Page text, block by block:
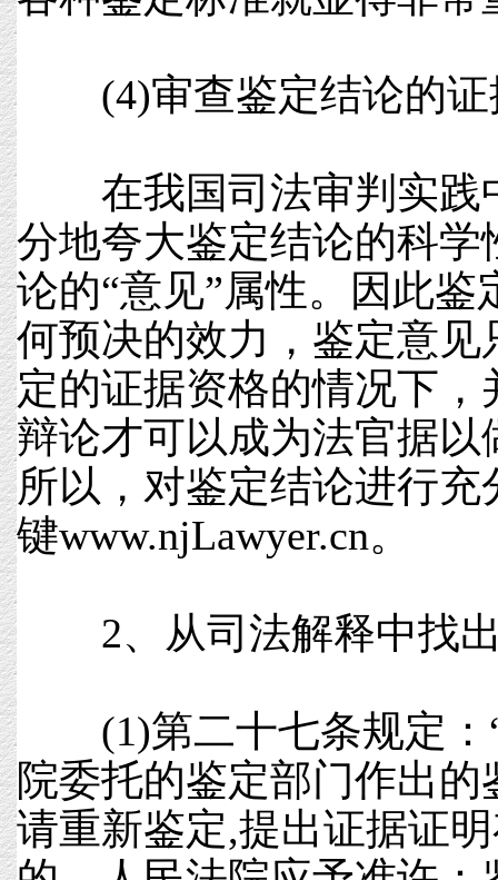
(4)审查鉴定结论的证
在我国司法审判实践
分地夸大鉴定结论的科学
论的“意见”属性。因此鉴
何预决的效力，鉴定意见
定的证据资格的情况下
辩论才可以成为法官据
所以，对鉴定结论进行
键www.njLawyer.cn。
2、从司法解释中找
(1)第二十七条规定：
院委托的鉴定部门作出
请重新鉴定,提出证据证